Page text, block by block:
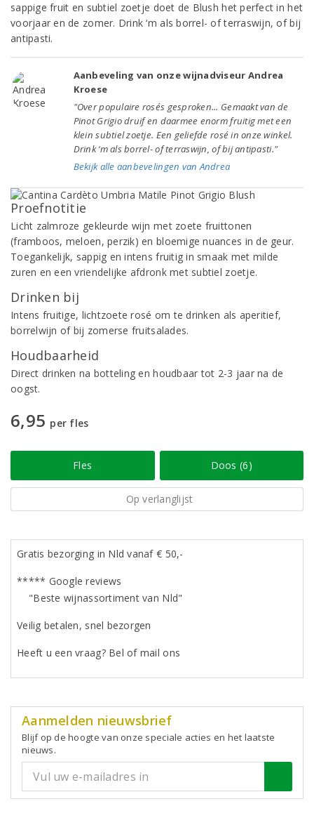
sappige fruit en subtiel zoetje doet de Blush het perfect in het
voorjaar en de zomer. Drink ‘m als borrel- of terraswijn, of bij
antipasti.
Aanbeveling van onze wijnadviseur Andrea
Kroese
"Over populaire rosés gesproken... Gemaakt van de
Pinot Grigio druif en daarmee enorm fruitig met een
klein subtiel zoetje. Een geliefde rosé in onze winkel.
Drink ‘m als borrel- of terraswijn, of bij antipasti."
Bekijk alle aanbevelingen van Andrea
Proefnotitie
Licht zalmroze gekleurde wijn met zoete fruittonen
(framboos, meloen, perzik) en bloemige nuances in de geur.
Toegankelijk, sappig en intens fruitig in smaak met milde
zuren en een vriendelijke afdronk met subtiel zoetje.
Drinken bij
Intens fruitige, lichtzoete rosé om te drinken als aperitief,
borrelwijn of bij zomerse fruitsalades.
Houdbaarheid
Direct drinken na botteling en houdbaar tot 2-3 jaar na de
oogst.
6,95 per fles
Fles Doos (6)
Op verlanglijst
Gratis bezorging in Nld vanaf € 50,-
***** Google reviews
"Beste wijnassortiment van Nld"
Veilig betalen, snel bezorgen
Heeft u een vraag? Bel of mail ons
Aanmelden nieuwsbrief
Blijf op de hoogte van onze speciale acties en het laatste
nieuws.